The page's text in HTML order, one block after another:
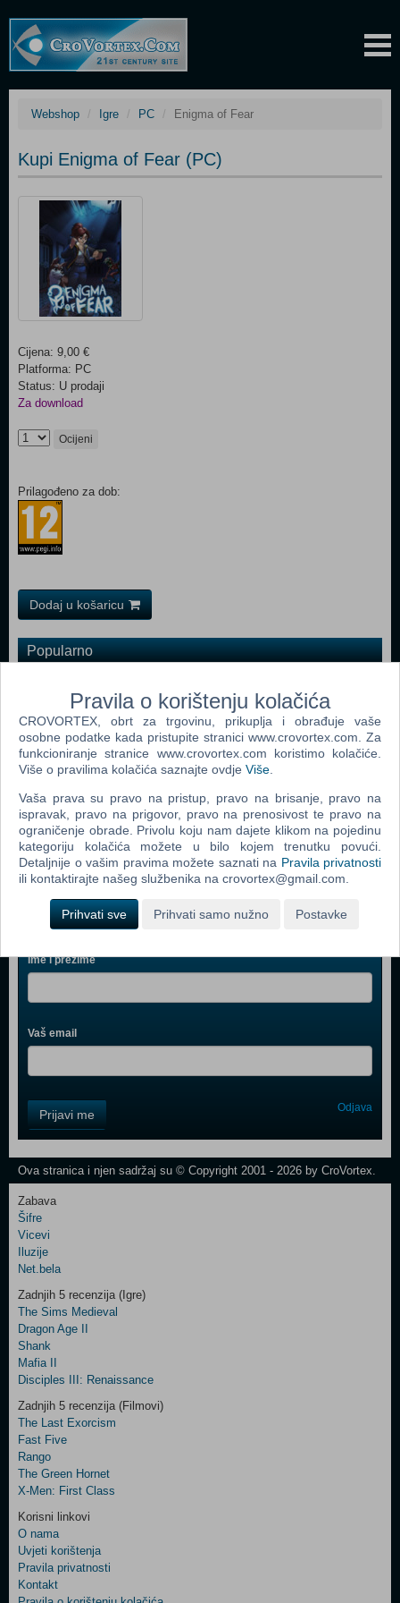
Webshop Igre PC Enigma of Fear
Kupi Enigma of Fear (PC)
Cijena: 9,00 €
Platforma: PC
Status: U prodaji
Za download
Ocijeni
Prilagođeno za dob:
Dodaj u košaricu
Popularno
Grand Theft Auto San Andreas (PC)
Grand Theft Auto Vice City (PC)
Call Of Duty 2 (PC)
Grand Theft Auto IV (PC)
Call Of Duty 4 Modern Warfare (PC)
Webshop newsletter
Ime i prezime
Vaš email
Field
One
Control
Two
Newsletter
Control
Field
Three
Prijavi me Odjava
Ova stranica i njen sadržaj su © Copyright 2001 - 2026 by CroVortex.
Zabava
Šifre
Vicevi
Iluzije
Net.bela
Zadnjih 5 recenzija (Igre)
The Sims Medieval
Dragon Age II
Shank
Mafia II
Disciples III: Renaissance
Zadnjih 5 recenzija (Filmovi)
The Last Exorcism
Fast Five
Rango
The Green Hornet
X-Men: First Class
Korisni linkovi
O nama
Uvjeti korištenja
Pravila privatnosti
Kontakt
Pravila o korištenju kolačića
CROVORTEX, obrt za trgovinu, prikuplja i obrađuje vaše
osobne podatke kada pristupite stranici www.crovortex.com. Za
funkcioniranje stranice www.crovortex.com koristimo kolačiće.
Više o pravilima kolačića saznajte ovdje Više
Vaša prava su pravo na pristup, pravo na brisanje, pravo na
ispravak, pravo na prigovor, pravo na prenosivost te pravo na
ograničenje obrade. Privolu koju nam dajete klikom na pojedinu
kategoriju kolačića možete u bilo kojem trenutku povući.
Detaljnije o vašim pravima možete saznati na Pravila privatnosti
ili kontaktirajte našeg službenika na crovortex@gmail.com.
Prihvati sve Prihvati samo nužno Postavke